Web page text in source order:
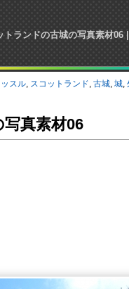
トランドの古城の写真素材
スル, スコットランド, 古城, 城,
真素材06